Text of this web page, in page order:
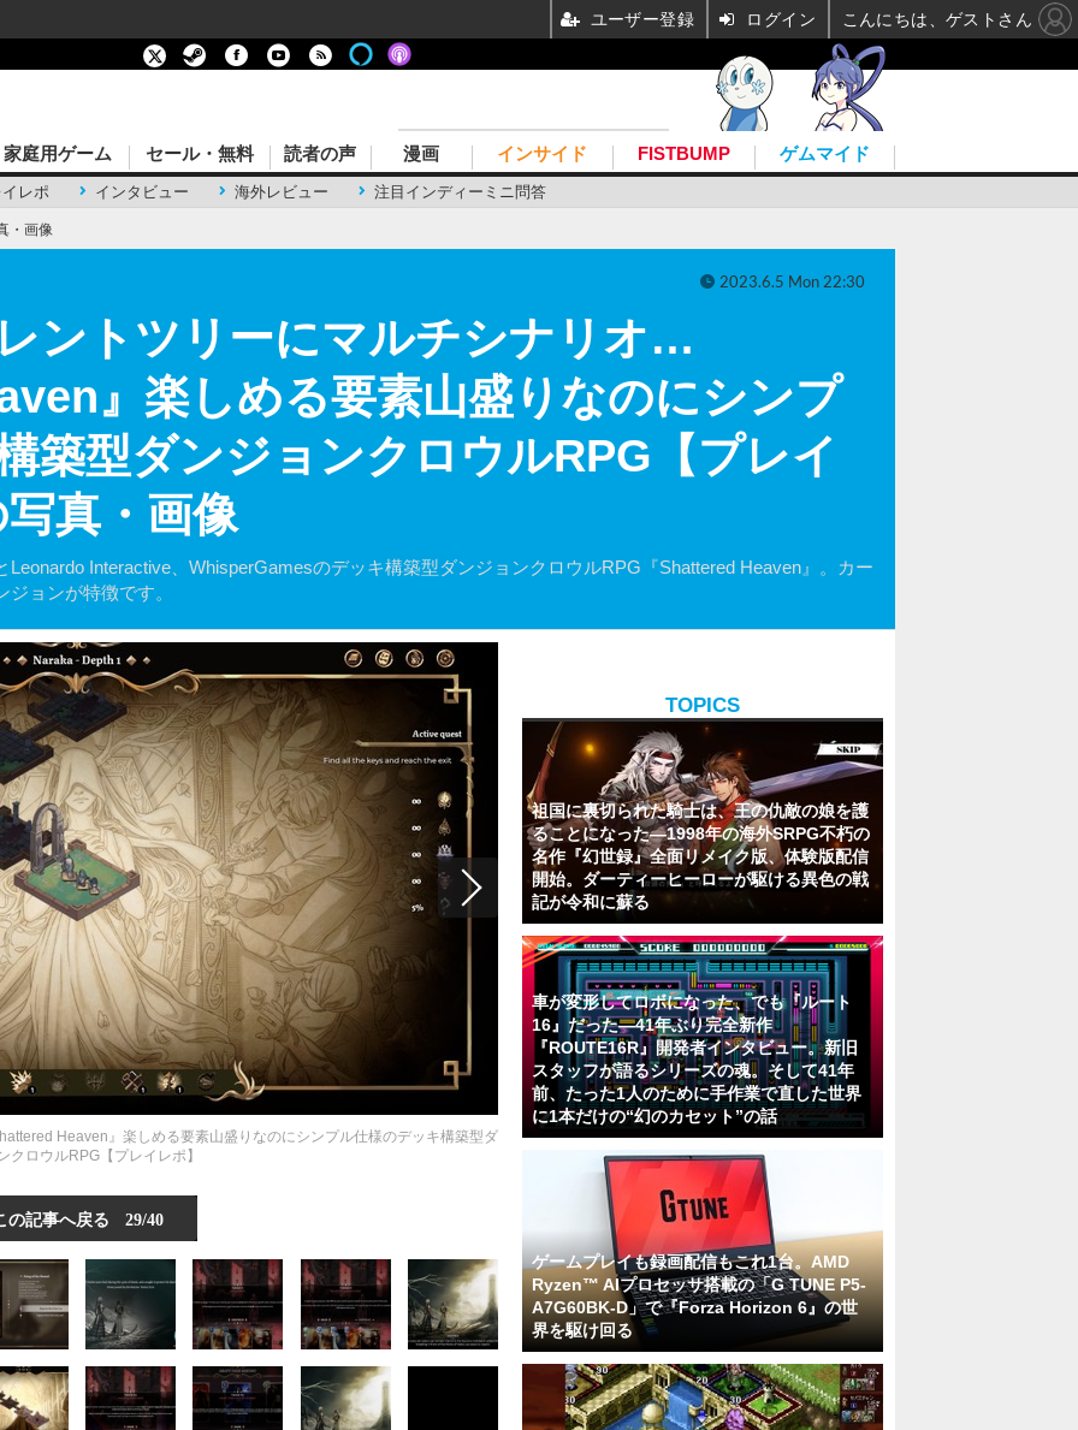
レポ インタビュー 海外レビュー 注目インディーミニ問答
家庭用ゲーム セール・無料 読者の声 漫画 インサイド FISTBUMP ゲムマイド
・画像
ントツリーにマルチシナリオ…
』楽しめる要素山盛りなのにシンプ
築型ダンジョンクロウルRPG【プレイ
真・画像
Leonardo Interactive、WhisperGamesのデッキ構築型ダンジョンクロウルRPG『Shattered Heaven』。カー
ョンが特徴です。
2023.6.5 Mon 22:30
Heaven』楽しめる要素山盛りなのにシンプル仕様のデッキ構築型ダ
クロウルRPG【プレイレポ】
の記事へ戻る 29/40
TOPICS
祖国に裏切られた騎士は、王の仇敵の娘を護
ることになった―1998年の海外SRPG不朽の
名作『幻世録』全面リメイク版、体験版配信
開始。ダーティーヒーローが駆ける異色の戦
記が令和に蘇る
車が変形してロボになった、でも『ルート
16』だった―41年ぶり完全新作
『ROUTE16R』開発者インタビュー。新旧
スタッフが語るシリーズの魂。そして41年
前、たった1人のために手作業で直した世界
に1本だけの“幻のカセット”の話
ゲームプレイも録画配信もこれ1台。AMD
Ryzen™ AIプロセッサ搭載の「G TUNE P5-
A7G60BK-D」で『Forza Horizon 6』の世
界を駆け回る
ユーザー登録 ログイン こんにちは、ゲストさん